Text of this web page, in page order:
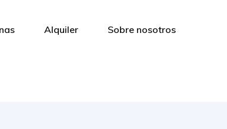
Alquiler Sobre nosotros